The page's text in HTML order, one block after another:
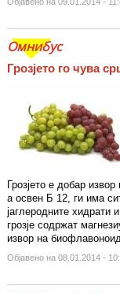
Омнибус
Грозјето го чува
Грозјето е добар
а освен Б 12, ги има
јаглеродните хидрати
грозје содржат
извор на
Објавено на 08.01.2014 -